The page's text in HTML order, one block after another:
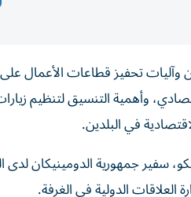
وآليات تحفيز قطاعات الأعمال
وأهمية التنسيق لتنظيم
في البلدين.
سفير جمهورية الدومينيكان لدى
الدولية في الغرفة.